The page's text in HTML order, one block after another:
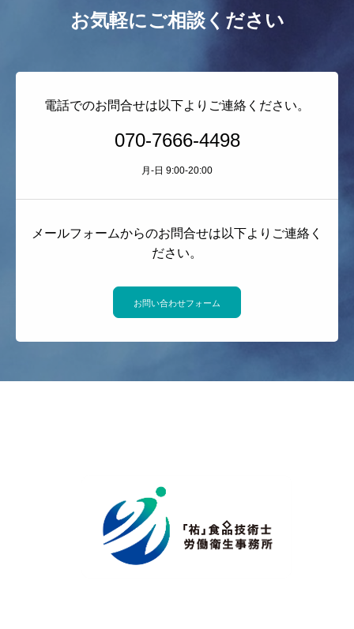
お気軽にご相談ください
電話でのお問合せは以下よりご連絡ください。
070-7666-4498
月-日 9:00-20:00
メールフォームからのお問合せは以下よりご連絡く
ださい。
お問い合わせフォーム